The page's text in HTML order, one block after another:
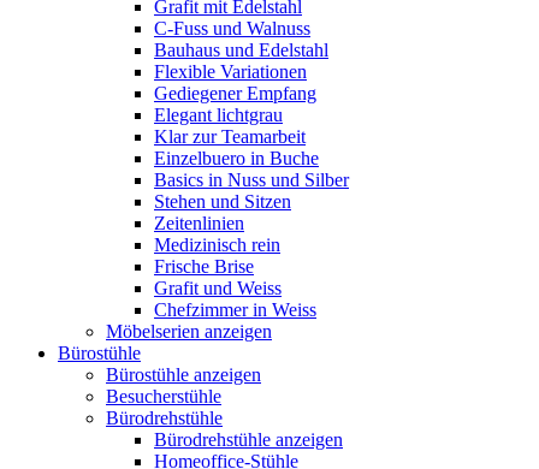
Grafit mit Edelstahl
C-Fuss und Walnuss
Bauhaus und Edelstahl
Flexible Variationen
Gediegener Empfang
Elegant lichtgrau
Klar zur Teamarbeit
Einzelbuero in Buche
Basics in Nuss und Silber
Stehen und Sitzen
Zeitenlinien
Medizinisch rein
Frische Brise
Grafit und Weiss
Chefzimmer in Weiss
Möbelserien anzeigen
Bürostühle
Bürostühle anzeigen
Besucherstühle
Bürodrehstühle
Bürodrehstühle anzeigen
Homeoffice-Stühle